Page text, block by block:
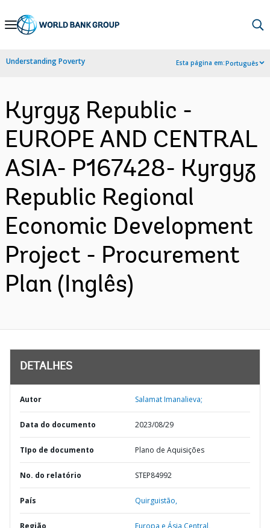
Skip
Navigation
Understanding Poverty Esta página em:Português
Kyrgyz Republic -
EUROPE AND CENTRAL
ASIA- P167428- Kyrgyz
Republic Regional
Economic Development
Project - Procurement
Plan (Inglês)
DETALHES
Autor Salamat Imanalieva;
Data do documento 2023/08/29
TIpo de documento Plano de Aquisições
No. do relatório STEP84992
País Quirguistão,
Região Europa e Ásia Central,